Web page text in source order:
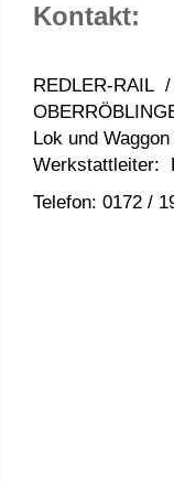
Kontakt:
REDLER-RAIL
Lok und
Werkstattleiter:
Telefon: 0172 /